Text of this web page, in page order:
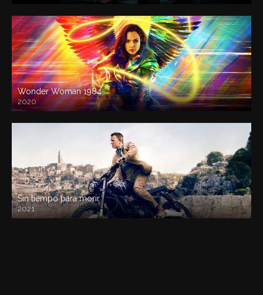
Wonder Woman 1984
2020
Sin tiempo para morir
2021